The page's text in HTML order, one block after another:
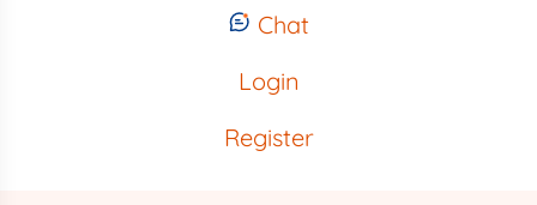
Chat
Login
Register